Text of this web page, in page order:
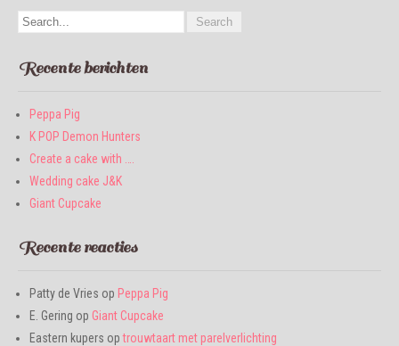
Recente berichten
Peppa Pig
K POP Demon Hunters
Create a cake with ….
Wedding cake J&K
Giant Cupcake
Recente reacties
Patty de Vries op Peppa Pig
E. Gering op Giant Cupcake
Eastern kupers optrouwtaart met parelverlichting